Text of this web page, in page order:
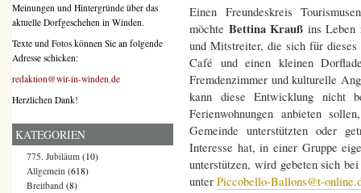
Einen Freundeskreis
möchte Bettina Krauß ins Leben
und Mitstreiter, die sich für
Café und einen kleinen
Fremdenzimmer und kulturelle
kann diese Entwicklung nicht
Ferienwohnungen anbieten
Gemeinde unterstützten oder
Interesse hat, in einer Gruppe
unterstützen, wird gebeten sich
unter Piccobello-Ballons@t-
Meinungen und Hintergründe über das
aktuelle Dorfgeschehen in Winden.
Texte und Fotos können Sie an folgende
Adresse schicken:
redaktion@wir-in-winden.de
Herzlichen Dank!
KATEGORIEN
775. Jubiläum (10)
Allgemein (618)
Breitband (8)